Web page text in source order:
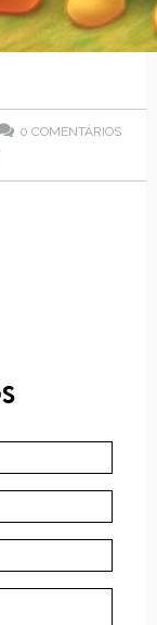
0 COMENTÁRIOS